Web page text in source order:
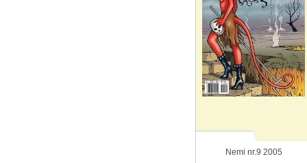
Nemi nr.9 2005